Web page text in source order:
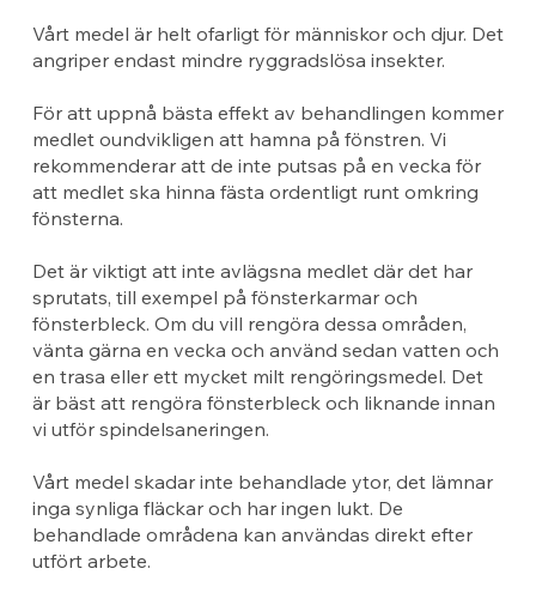
Vårt medel är helt ofarligt för människor och djur. Det
angriper endast mindre ryggradslösa insekter.
För att uppnå bästa effekt av behandlingen kommer
medlet oundvikligen att hamna på fönstren. Vi
rekommenderar att de inte putsas på en vecka för
att medlet ska hinna fästa ordentligt runt omkring
fönsterna.
Det är viktigt att inte avlägsna medlet där det har
sprutats, till exempel på fönsterkarmar och
fönsterbleck. Om du vill rengöra dessa områden,
vänta gärna en vecka och använd sedan vatten och
en trasa eller ett mycket milt rengöringsmedel. Det
är bäst att rengöra fönsterbleck och liknande innan
vi utför spindelsaneringen.
Vårt medel skadar inte behandlade ytor, det lämnar
inga synliga fläckar och har ingen lukt. De
behandlade områdena kan användas direkt efter
utfört arbete.